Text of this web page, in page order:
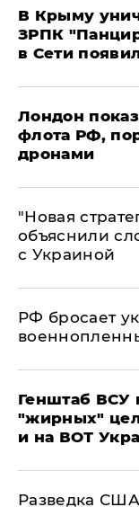
В Крыму
ЗРПК
в Сети
Лондон
флота РФ,
дронами
"Новая
объяснили
с Украиной
РФ бросает
Генштаб ВСУ
"жирных"
и на ВОТ
Разведка